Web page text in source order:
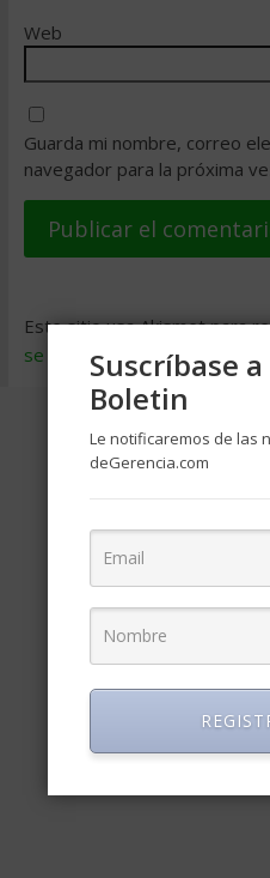
Web
Guarda mi nombre, correo
navegador para la próxima
Este sitio usa Akismet para
se procesan los datos de
Suscríbase
Boletin
Le notificaremos de las
deGerencia.com